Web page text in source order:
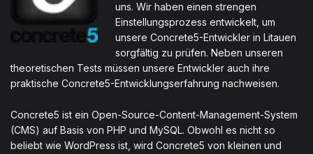
uns. Wir haben einen strengen
Einstellungsprozess entwickelt, um
unsere Concrete5-Entwickler in Litauen
sorgfältig zu prüfen. Neben unseren
theoretischen Tests müssen unsere Entwickler auch ihre
praktische Concrete5-Entwicklungserfahrung nachweisen.
Concrete5 ist ein Open-Source-Content-Management-System
(CMS) auf Basis von PHP und MySQL. Obwohl es nicht so
beliebt wie WordPress ist, wird Concrete5 von kleinen und